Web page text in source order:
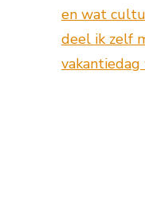
en wat
deel ik zelf
vakantiedag